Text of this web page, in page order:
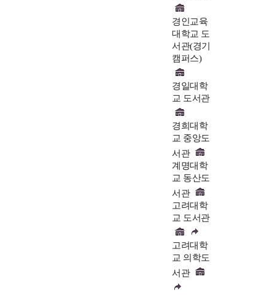
경인교육
대학교 도
서관(경기
캠퍼스)
경일대학
교 도서관
경희대학
교 중앙도
서관
계명대학
교 동산도
서관
고려대학
교 도서관
고려대학
교 의학도
서관